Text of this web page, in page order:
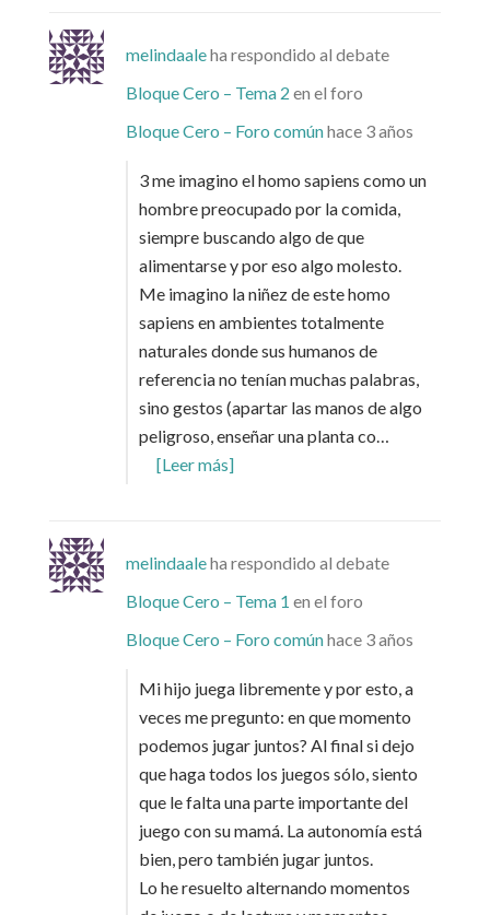
melindaaleha respondido al debate
Bloque Cero – Tema 2 en el foro
Bloque Cero – Foro comúnhace 3 años
3 me imagino el homo sapiens como un
hombre preocupado por la comida,
siempre buscando algo de que
alimentarse y por eso algo molesto.
Me imagino la niñez de este homo
sapiens en ambientes totalmente
naturales donde sus humanos de
referencia no tenían muchas palabras,
sino gestos (apartar las manos de algo
peligroso, enseñar una planta co…
[Leer más]
melindaaleha respondido al debate
Bloque Cero – Tema 1 en el foro
Bloque Cero – Foro comúnhace 3 años
Mi hijo juega libremente y por esto, a
veces me pregunto: en que momento
podemos jugar juntos? Al final si dejo
que haga todos los juegos sólo, siento
que le falta una parte importante del
juego con su mamá. La autonomía está
bien, pero también jugar juntos.
Lo he resuelto alternando momentos